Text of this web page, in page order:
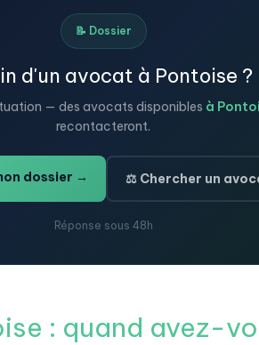
📝 Dossier
d'un avocat à Pontoise ?
— des avocats disponibles à
recontacteront.
dossier → ⚖️ Chercher un
Réponse sous 48h
: quand avez-